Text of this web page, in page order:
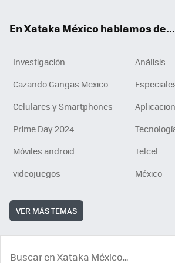
En Xataka México hablamos de...
Investigación
Análisis
Cazando Gangas Mexico
Celulares y Smartphones
Prime Day 2024
Móviles android
Telcel
videojuegos
México
VER MÁS TEMAS